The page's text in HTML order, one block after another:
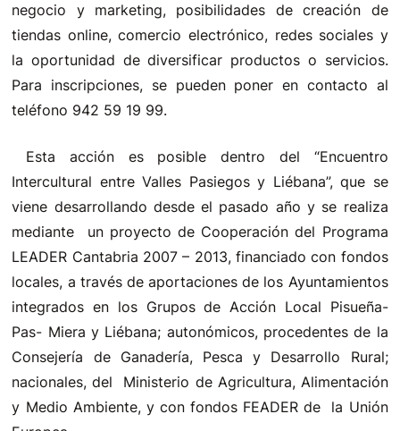
negocio y marketing, posibilidades de creación de
tiendas online, comercio electrónico, redes sociales y
la oportunidad de diversificar productos o servicios.
Para inscripciones, se pueden poner en contacto al
teléfono 942 59 19 99.
Esta acción es posible dentro del “Encuentro
Intercultural entre Valles Pasiegos y Liébana”, que se
viene desarrollando desde el pasado año y se realiza
mediante un proyecto de Cooperación del Programa
LEADER Cantabria 2007 – 2013, financiado con fondos
locales, a través de aportaciones de los Ayuntamientos
integrados en los Grupos de Acción Local Pisueña-
Pas- Miera y Liébana; autonómicos, procedentes de la
Consejería de Ganadería, Pesca y Desarrollo Rural;
nacionales, del Ministerio de Agricultura, Alimentación
y Medio Ambiente, y con fondos FEADER de la Unión